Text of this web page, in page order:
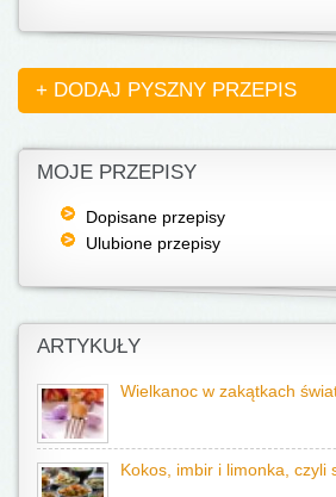
+ DODAJ PYSZNY PRZEPIS
MOJE PRZEPISY
Dopisane przepisy
Ulubione przepisy
ARTYKUŁY
Wielkanoc w zakątkach
Kokos, imbir i limonka, czyli